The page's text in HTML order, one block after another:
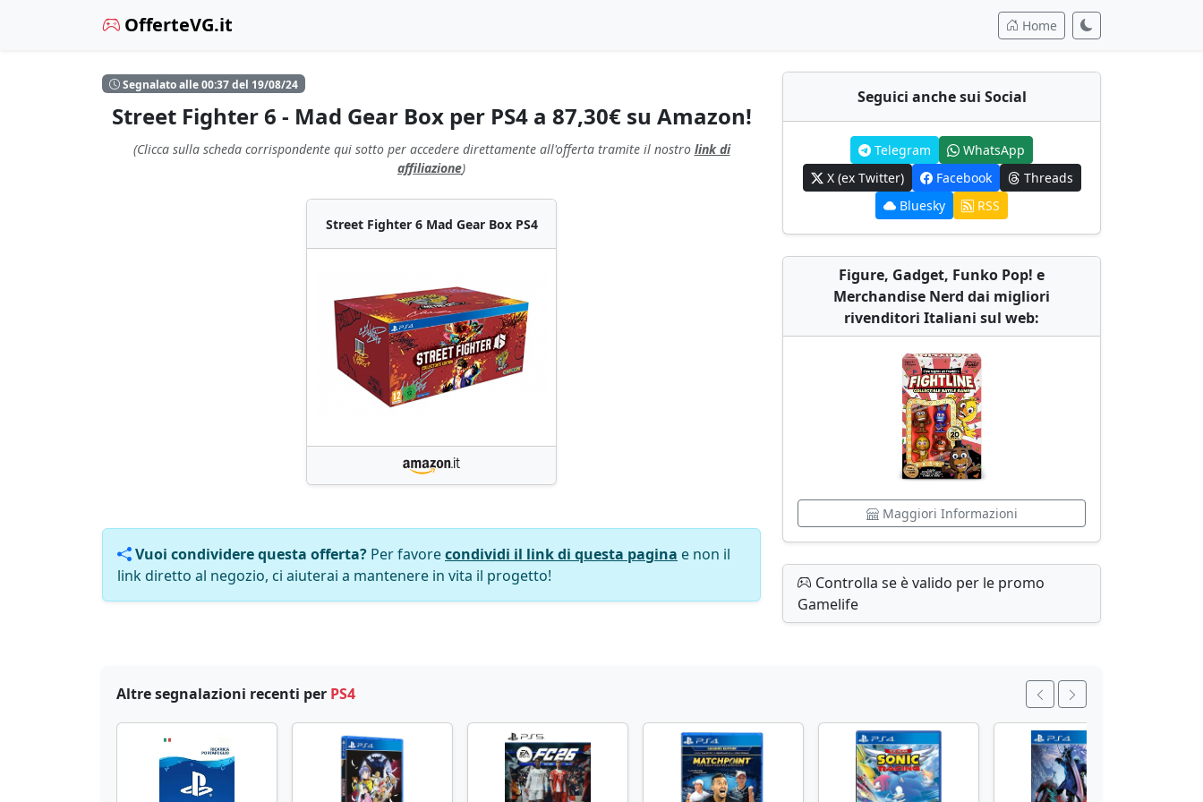
OfferteVG.it Home
Segnalato alle 00:37 del 19/08/24
Street Fighter 6 - Mad Gear Box per PS4 a 87,30€ su Amazon!
(Clicca sulla scheda corrispondente qui sotto per accedere direttamente all'offerta tramite il nostro link di
affiliazione)
Street Fighter 6 Mad Gear Box PS4
Vuoi condividere questa offerta? Per favorecondividi il link di questa pagina e non il
link diretto al negozio, ci aiuterai a mantenere in vita il progetto!
Seguici anche sui Social
Telegram
WhatsApp
X (ex Twitter)
Facebook
Threads
Bluesky
RSS
Figure, Gadget, Funko Pop! e
Merchandise Nerd dai migliori
rivenditori Italiani sul web:
Maggiori Informazioni
Controlla se è valido per le promo
Gamelife
Altre segnalazioni recenti per PS4